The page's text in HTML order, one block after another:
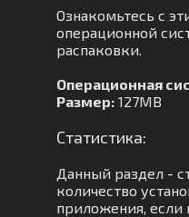
Ознакомьтесь с
операционной
распаковки.
Операционная
Размер: 127MB
Статистика:
Данный раздел -
количество
приложения, если